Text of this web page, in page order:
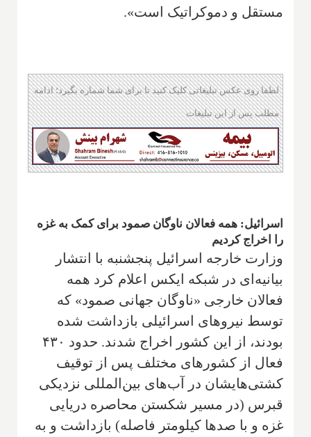
مستقل و دموکراتیک است».
لطفا روی عکس تبلیغاتی کلیک کنید تا برای شما شماره بگیرد؛ ادامه
مطلب پس از این تبلیغات
اسرائیل: همه فعالان ناوگان صمود برای کمک به غزه
را اخراج کردیم
وزارت خارجه اسرائیل پنجشنبه با انتشار
بیانیه‌ای در شبکه ایکس اعلام کرد همه
فعالان خارجی «ناوگان جهانی صمود» که
توسط نیروهای اسرائیلی بازداشت شده
بودند، از این کشور اخراج شدند. حدود ۴۳۰
فعال از کشورهای مختلف پس از توقیف
کشتی‌هایشان در آب‌های بین‌المللی نزدیکی
قبرس (در مسیر شکستن محاصره دریایی
غزه و با صدها کیلومتر فاصله) بازداشت و به